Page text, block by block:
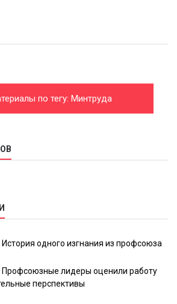
по тегу: Минтруда
История одного изгнания из профсоюза
Профсоюзные лидеры оценили работу
перспективы